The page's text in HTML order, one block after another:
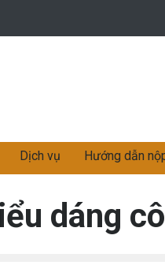
Dịch vụ Hướng dẫn
dáng